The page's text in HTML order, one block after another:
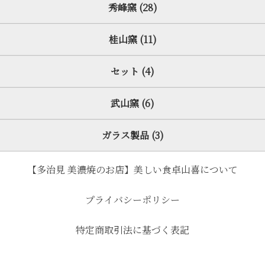
秀峰窯 (28)
桂山窯 (11)
セット (4)
武山窯 (6)
ガラス製品 (3)
【多治見 美濃焼のお店】美しい食卓山喜について
プライバシーポリシー
特定商取引法に基づく表記